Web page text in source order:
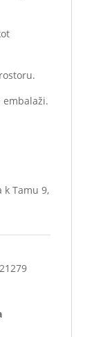
k Tamu 9,